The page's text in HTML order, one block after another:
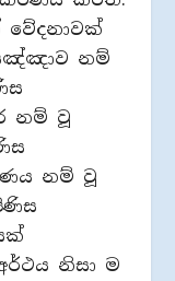
නම්
නම් වූ
නම් වූ
නිසා ම